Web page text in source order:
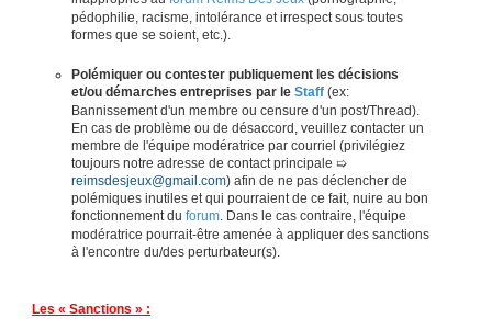
pédophilie, racisme, intolérance et irrespect sous toutes
formes que se soient, etc.).
Polémiquer ou contester publiquement les décisions
et/ou démarches entreprises par le Staff (ex:
Bannissement d'un membre ou censure d'un post/Thread).
En cas de problème ou de désaccord, veuillez contacter un
membre de l'équipe modératrice par courriel (privilégiez
toujours notre adresse de contact principale ➯
reimsdesjeux@gmail.com) afin de ne pas déclencher de
polémiques inutiles et qui pourraient de ce fait, nuire au bon
fonctionnement du forum. Dans le cas contraire, l'équipe
modératrice pourrait-être amenée à appliquer des sanctions
à l'encontre du/des perturbateur(s).
Les « Sanctions » :